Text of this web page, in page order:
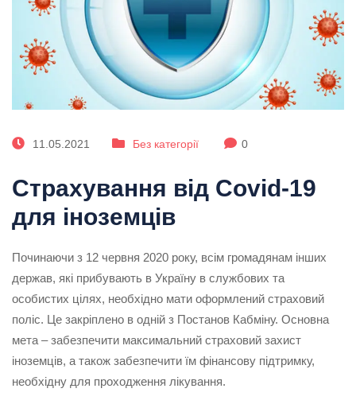
11.05.2021 Без категорії 0
Страхування від Covid-19
для іноземців
Починаючи з 12 червня 2020 року, всім громадянам інших
держав, які прибувають в Україну в службових та
особистих цілях, необхідно мати оформлений страховий
поліс. Це закріплено в одній з Постанов Кабміну. Основна
мета – забезпечити максимальний страховий захист
іноземців, а також забезпечити їм фінансову підтримку,
необхідну для проходження лікування.